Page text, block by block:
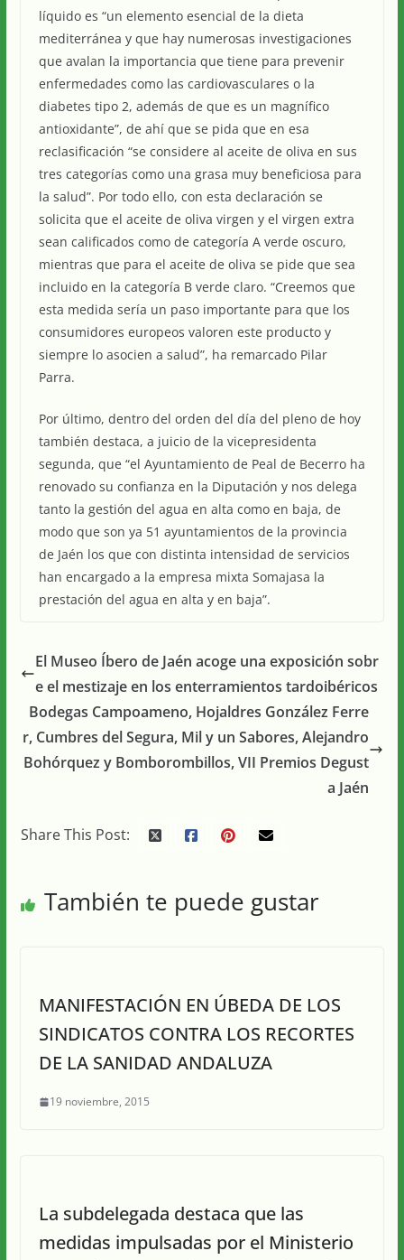
líquido es “un elemento esencial de la dieta
mediterránea y que hay numerosas investigaciones
que avalan la importancia que tiene para prevenir
enfermedades como las cardiovasculares o la
diabetes tipo 2, además de que es un magnífico
antioxidante”, de ahí que se pida que en esa
reclasificación “se considere al aceite de oliva en sus
tres categorías como una grasa muy beneficiosa para
la salud”. Por todo ello, con esta declaración se
solicita que el aceite de oliva virgen y el virgen extra
sean calificados como de categoría A verde oscuro,
mientras que para el aceite de oliva se pide que sea
incluido en la categoría B verde claro. “Creemos que
esta medida sería un paso importante para que los
consumidores europeos valoren este producto y
siempre lo asocien a salud”, ha remarcado Pilar
Parra.
Por último, dentro del orden del día del pleno de hoy
también destaca, a juicio de la vicepresidenta
segunda, que “el Ayuntamiento de Peal de Becerro ha
renovado su confianza en la Diputación y nos delega
tanto la gestión del agua en alta como en baja, de
modo que son ya 51 ayuntamientos de la provincia
de Jaén los que con distinta intensidad de servicios
han encargado a la empresa mixta Somajasa la
prestación del agua en alta y en baja”.
El Museo Íbero de Jaén acoge una exposición sobr
e el mestizaje en los enterramientos tardoibéricos
Bodegas Campoameno, Hojaldres González Ferre
r, Cumbres del Segura, Mil y un Sabores, Alejandro
Bohórquez y Bomborombillos, VII Premios Degust
a Jaén
Share This Post:
También te puede gustar
MANIFESTACIÓN EN ÚBEDA DE LOS
SINDICATOS CONTRA LOS RECORTES
DE LA SANIDAD ANDALUZA
19 noviembre, 2015
La subdelegada destaca que las
medidas impulsadas por el Ministerio